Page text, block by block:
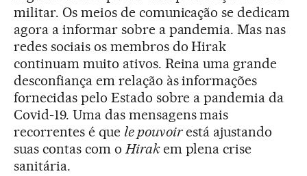
militar. Os meios de comunicação se dedicam
agora a informar sobre a pandemia. Mas nas
redes sociais os membros do Hirak
continuam muito ativos. Reina uma grande
desconfiança em relação às informações
fornecidas pelo Estado sobre a pandemia da
Covid-19. Uma das mensagens mais
recorrentes é que le pouvoirestá ajustando
suas contas com oHirakem plena crise
sanitária.